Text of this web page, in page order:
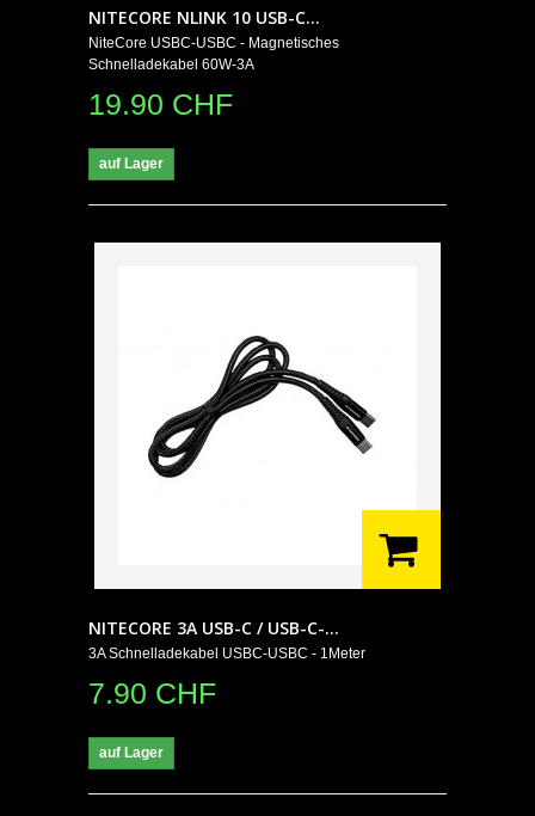
NITECORE NLINK 10 USB-C...
NiteCore USBC-USBC - Magnetisches
Schnelladekabel 60W-3A
19.90 CHF
auf Lager
NITECORE 3A USB-C / USB-C-...
3A Schnelladekabel USBC-USBC - 1Meter
7.90 CHF
auf Lager